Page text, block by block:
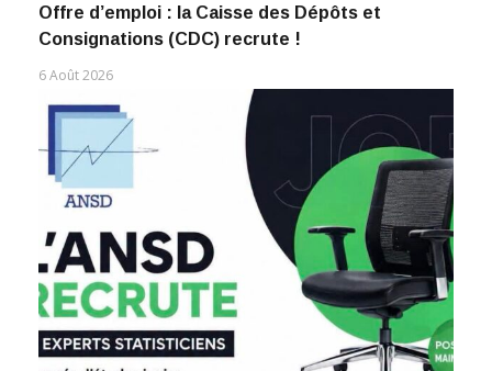
Offre d’emploi : la Caisse des Dépôts et
Consignations (CDC) recrute !
6 Août 2026